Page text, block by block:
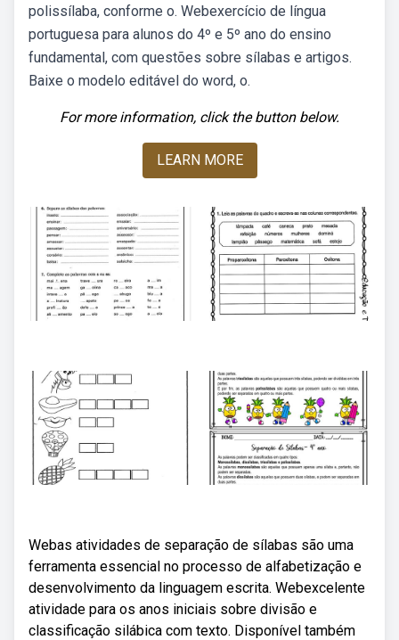
polissílaba, conforme o. Webexercício de língua
portuguesa para alunos do 4º e 5º ano do ensino
fundamental, com questões sobre sílabas e artigos.
Baixe o modelo editável do word, o.
For more information, click the button below.
LEARN MORE
Webas atividades de separação de sílabas são uma
ferramenta essencial no processo de alfabetização e
desenvolvimento da linguagem escrita. Webexcelente
atividade para os anos iniciais sobre divisão e
classificação silábica com texto. Disponível também